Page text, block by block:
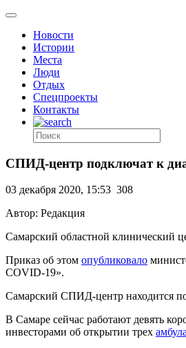
Новости
Истории
Места
Люди
Отдых
Спецпроекты
Контакты
СПИД-центр подключат к
03 декабря 2020, 15:53 308
Автор: Редакция
Самарский областной клинический
Приказ об этом опубликовало
COVID-19».
Самарский СПИД-центр находится
В Самаре сейчас работают девять
инвесторами об открытии трех